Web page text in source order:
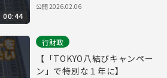
00:44
公開2026.02.06
行財政
【「TOKYO八結びキャンペー
ン」で特別な１年に】